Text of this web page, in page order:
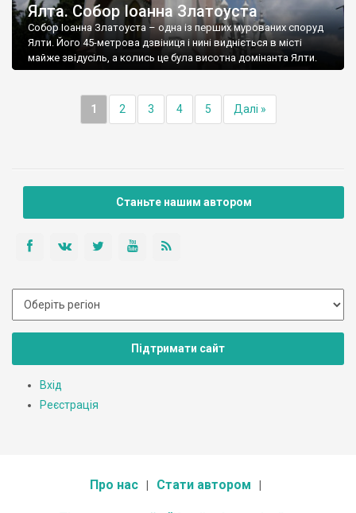
Ялта. Собор Іоанна Златоуста
Собор Іоанна Златоуста – одна із перших мурованих споруд
Ялти. Його 45-метрова дзвіниця і нині видніється в місті
майже звідусіль, а колись це була висотна домінанта Ялти.
1 2 3 4 5 Далі »
Станьте нашим автором
Підтримати сайт
Вхід
Реєстрація
Про нас Стати автором